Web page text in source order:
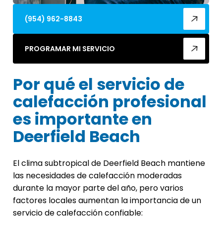
(954) 962-8843
PROGRAMAR MI SERVICIO
Por qué el servicio de
calefacción profesional
es importante en
Deerfield Beach
El clima subtropical de Deerfield Beach mantiene
las necesidades de calefacción moderadas
durante la mayor parte del año, pero varios
factores locales aumentan la importancia de un
servicio de calefacción confiable: